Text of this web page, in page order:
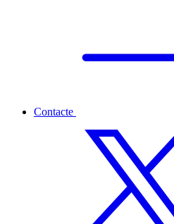
Contacte